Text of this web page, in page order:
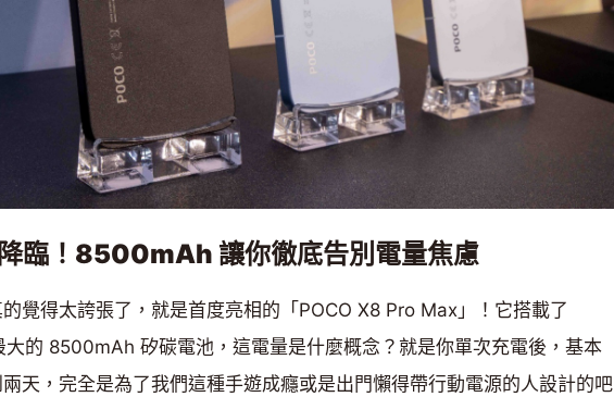
臨！8500mAh 讓你徹底告別電量焦慮
覺得太誇張了，就是首度亮相的「POCO X8 Pro Max」！它搭載了
大的 8500mAh 矽碳電池，這電量是什麼概念？就是你單次充電後，基本
天，完全是為了我們這種手遊成癮或是出門懶得帶行動電源的人設計的吧